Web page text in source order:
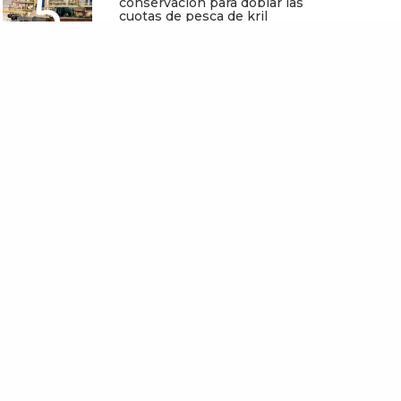
cuotas de pesca de kril